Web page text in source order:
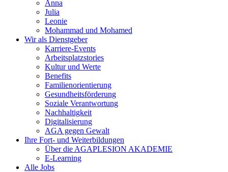
Anna
Julia
Leonie
Mohammad und Mohamed
Wir als Dienstgeber
Karriere-Events
Arbeitsplatzstories
Kultur und Werte
Benefits
Familien­orientierung
Gesundheits­förderung
Soziale Verantwortung
Nachhaltigkeit
Digitalisierung
AGA gegen Gewalt
Ihre Fort- und Weiterbildungen
Über die AGAPLESION AKADEMIE
E-Learning
Alle Jobs